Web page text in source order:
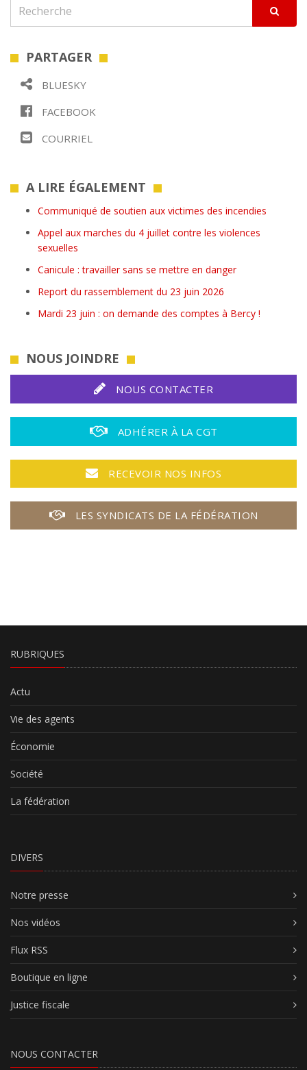
PARTAGER
BLUESKY
FACEBOOK
COURRIEL
A LIRE ÉGALEMENT
Communiqué de soutien aux victimes des incendies
Appel aux marches du 4 juillet contre les violences
sexuelles
Canicule : travailler sans se mettre en danger
Report du rassemblement du 23 juin 2026
Mardi 23 juin : on demande des comptes à Bercy !
NOUS JOINDRE
NOUS CONTACTER
ADHÉRER À LA CGT
RECEVOIR NOS INFOS
LES SYNDICATS DE LA FÉDÉRATION
RUBRIQUES
Actu
Vie des agents
Économie
Société
La fédération
DIVERS
Notre presse
Nos vidéos
Flux RSS
Boutique en ligne
Justice fiscale
NOUS CONTACTER